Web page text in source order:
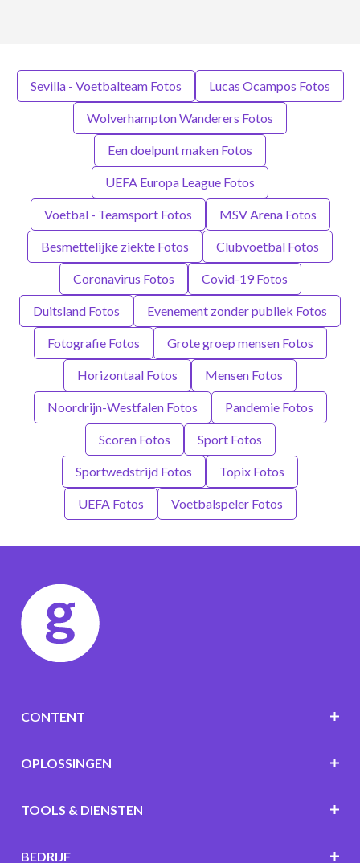
Sevilla - Voetbalteam Fotos Lucas Ocampos Fotos
Wolverhampton Wanderers Fotos
Een doelpunt maken Fotos
UEFA Europa League Fotos
Voetbal - Teamsport Fotos MSV Arena Fotos
Besmettelijke ziekte Fotos Clubvoetbal Fotos
Coronavirus Fotos Covid-19 Fotos
Duitsland Fotos Evenement zonder publiek Fotos
Fotografie Fotos Grote groep mensen Fotos
Horizontaal Fotos Mensen Fotos
Noordrijn-Westfalen Fotos Pandemie Fotos
Scoren Fotos Sport Fotos
Sportwedstrijd Fotos Topix Fotos
UEFA Fotos Voetbalspeler Fotos
CONTENT
OPLOSSINGEN
TOOLS & DIENSTEN
BEDRIJF